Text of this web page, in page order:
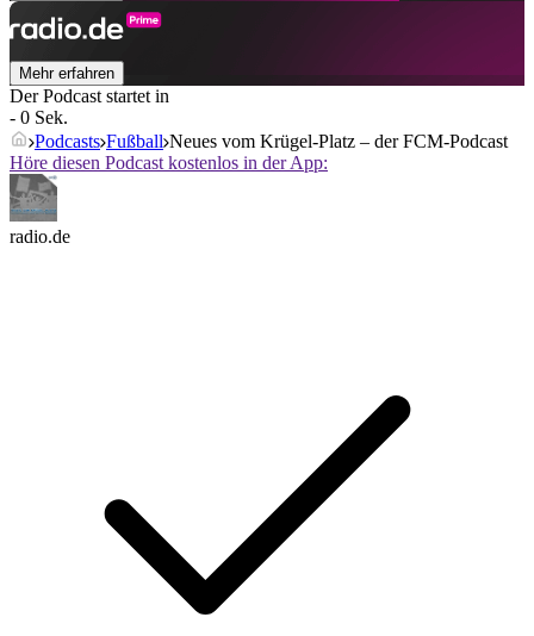
Mehr erfahren
Der Podcast startet in
- 0 Sek.
Podcasts Fußball Neues vom Krügel-Platz – der FCM-Podcast
Höre diesen Podcast kostenlos in der App:
radio.de